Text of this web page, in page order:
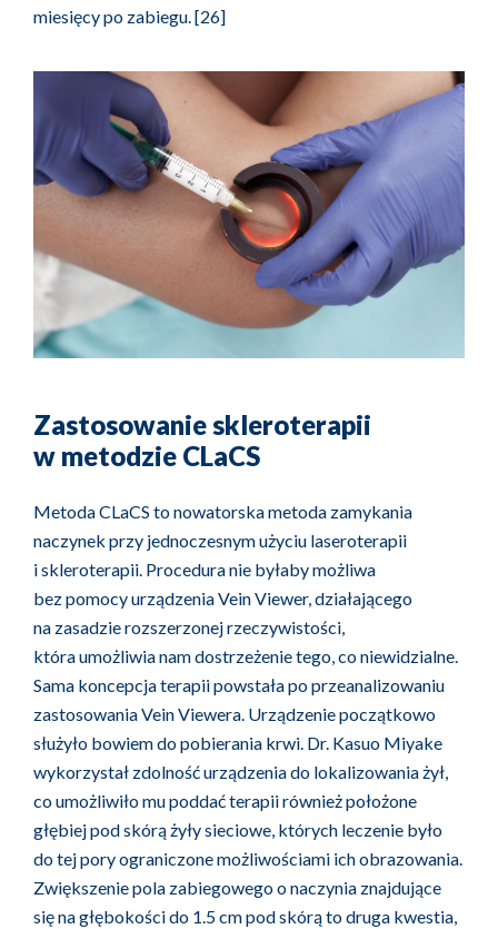
miesięcy po zabiegu. [26]
Zastosowanie skleroterapii
w metodzie CLaCS
Metoda CLaCS to nowatorska metoda zamykania
naczynek przy jednoczesnym użyciu laseroterapii
i skleroterapii. Procedura nie byłaby możliwa
bez pomocy urządzenia Vein Viewer, działającego
na zasadzie rozszerzonej rzeczywistości,
która umożliwia nam dostrzeżenie tego, co niewidzialne.
Sama koncepcja terapii powstała po przeanalizowaniu
zastosowania Vein Viewera. Urządzenie początkowo
służyło bowiem do pobierania krwi. Dr. Kasuo Miyake
wykorzystał zdolność urządzenia do lokalizowania żył,
co umożliwiło mu poddać terapii również położone
głębiej pod skórą żyły sieciowe, których leczenie było
do tej pory ograniczone możliwościami ich obrazowania.
Zwiększenie pola zabiegowego o naczynia znajdujące
się na głębokości do 1.5 cm pod skórą to druga kwestia,